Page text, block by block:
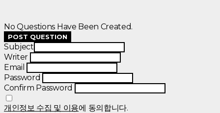
No Questions Have Been Created.
POST QUESTION
Subject
Writer
Email
Password
Confirm Password
개인정보 수집 및 이용에 동의합니다.